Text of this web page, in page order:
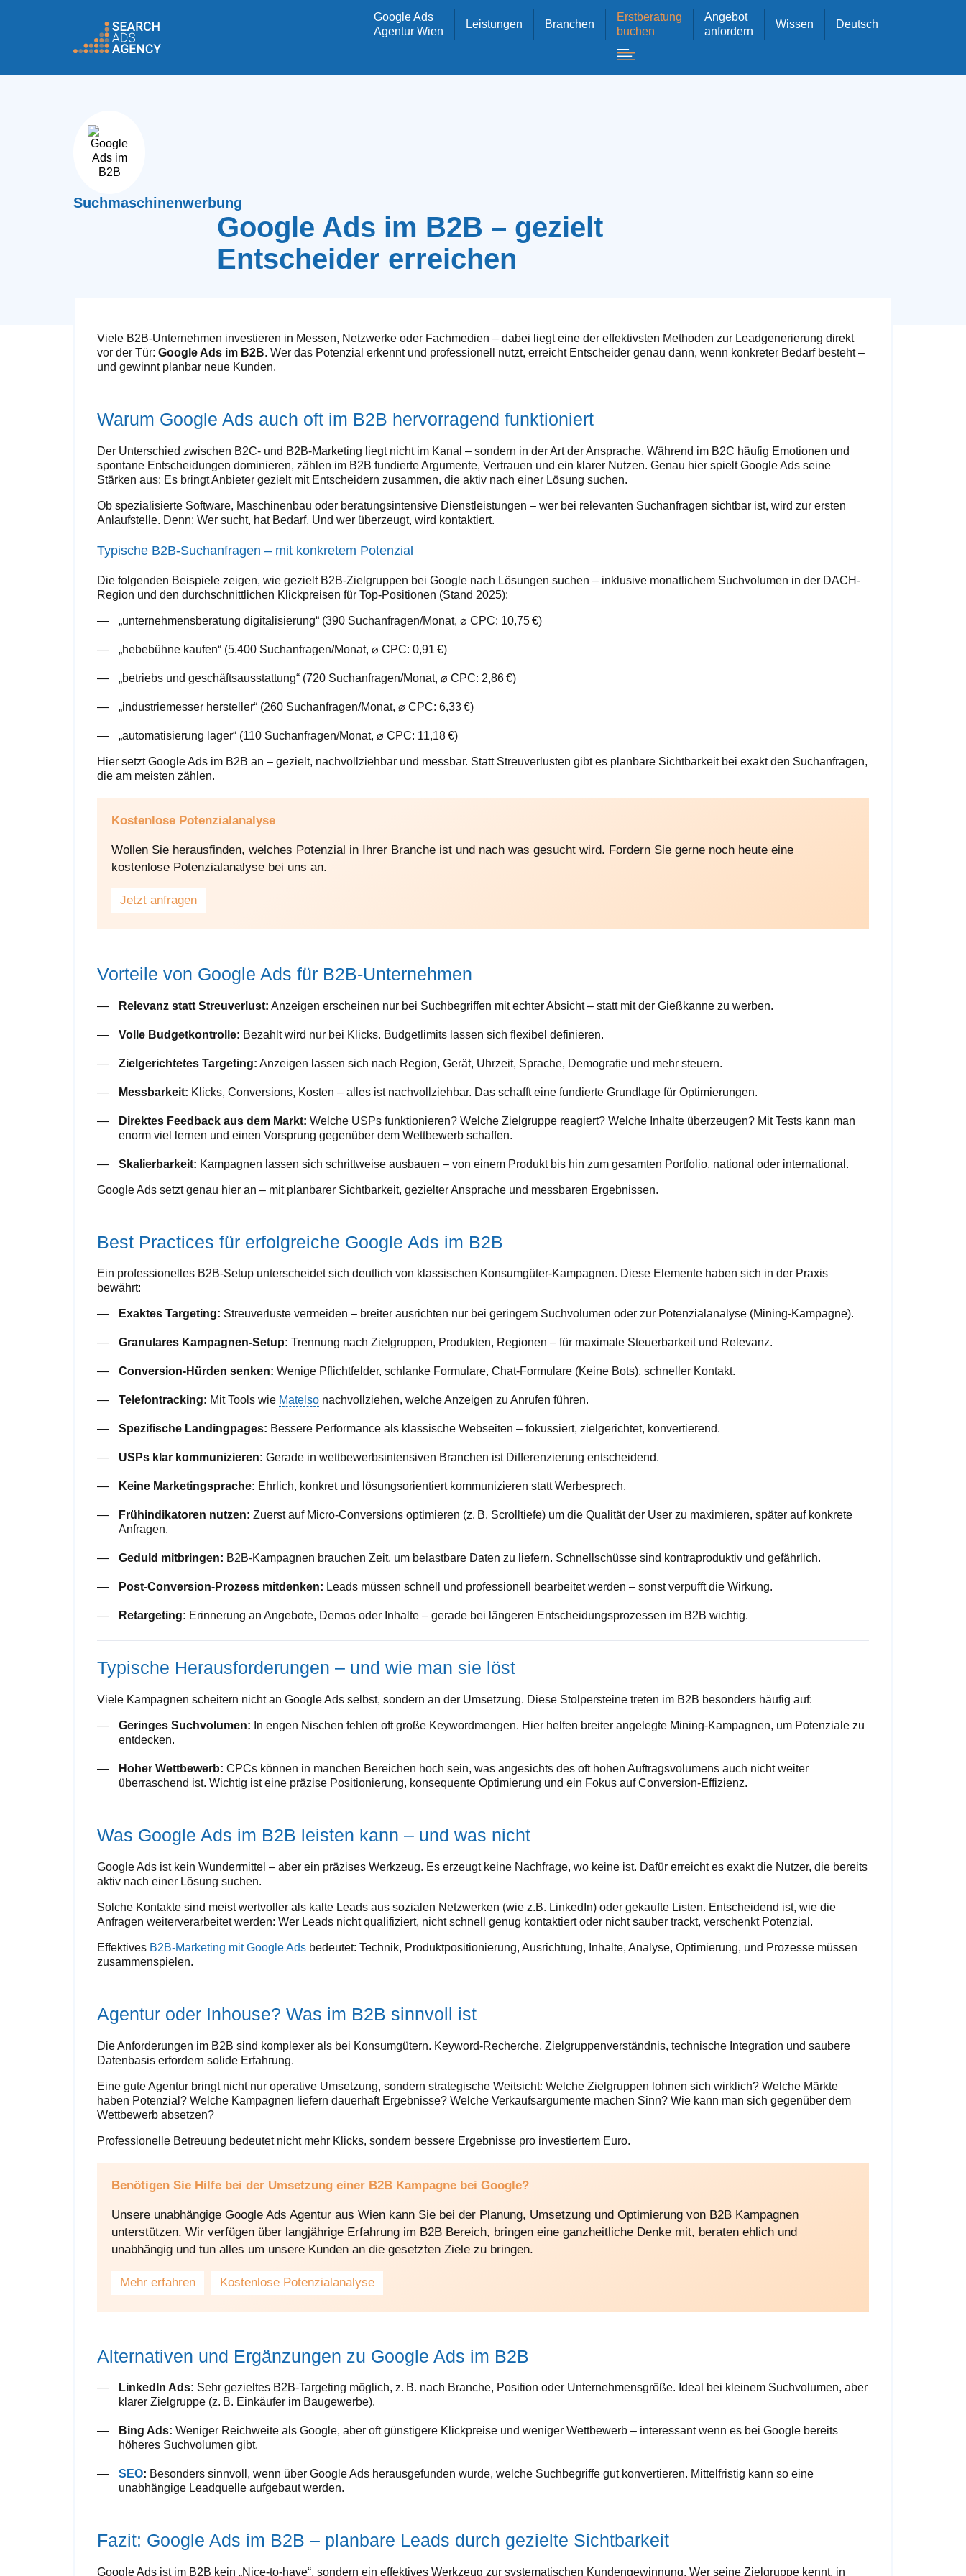
Google Ads
Agentur Wien
Leistungen Branchen
Erstberatung
buchen
Angebot
anfordern
Wissen Deutsch
Suchmaschinenwerbung
Google Ads im B2B – gezielt
Entscheider erreichen
Viele B2B-Unternehmen investieren in Messen, Netzwerke oder Fachmedien – dabei liegt eine der effektivsten Methoden zur Leadgenerierung direkt
vor der Tür: Google Ads im B2B. Wer das Potenzial erkennt und professionell nutzt, erreicht Entscheider genau dann, wenn konkreter Bedarf besteht –
und gewinnt planbar neue Kunden.
Warum Google Ads auch oft im B2B hervorragend funktioniert
Der Unterschied zwischen B2C- und B2B-Marketing liegt nicht im Kanal – sondern in der Art der Ansprache. Während im B2C häufig Emotionen und
spontane Entscheidungen dominieren, zählen im B2B fundierte Argumente, Vertrauen und ein klarer Nutzen. Genau hier spielt Google Ads seine
Stärken aus: Es bringt Anbieter gezielt mit Entscheidern zusammen, die aktiv nach einer Lösung suchen.
Ob spezialisierte Software, Maschinenbau oder beratungsintensive Dienstleistungen – wer bei relevanten Suchanfragen sichtbar ist, wird zur ersten
Anlaufstelle. Denn: Wer sucht, hat Bedarf. Und wer überzeugt, wird kontaktiert.
Typische B2B-Suchanfragen – mit konkretem Potenzial
Die folgenden Beispiele zeigen, wie gezielt B2B-Zielgruppen bei Google nach Lösungen suchen – inklusive monatlichem Suchvolumen in der DACH-
Region und den durchschnittlichen Klickpreisen für Top-Positionen (Stand 2025):
„unternehmensberatung digitalisierung“ (390 Suchanfragen/Monat, ⌀ CPC: 10,75 €)
„hebebühne kaufen“ (5.400 Suchanfragen/Monat, ⌀ CPC: 0,91 €)
„betriebs und geschäftsausstattung“ (720 Suchanfragen/Monat, ⌀ CPC: 2,86 €)
„industriemesser hersteller“ (260 Suchanfragen/Monat, ⌀ CPC: 6,33 €)
„automatisierung lager“ (110 Suchanfragen/Monat, ⌀ CPC: 11,18 €)
Hier setzt Google Ads im B2B an – gezielt, nachvollziehbar und messbar. Statt Streuverlusten gibt es planbare Sichtbarkeit bei exakt den Suchanfragen,
die am meisten zählen.
Kostenlose Potenzialanalyse
Wollen Sie herausfinden, welches Potenzial in Ihrer Branche ist und nach was gesucht wird. Fordern Sie gerne noch heute eine
kostenlose Potenzialanalyse bei uns an.
Jetzt anfragen
Vorteile von Google Ads für B2B-Unternehmen
Relevanz statt Streuverlust: Anzeigen erscheinen nur bei Suchbegriffen mit echter Absicht – statt mit der Gießkanne zu werben.
Volle Budgetkontrolle: Bezahlt wird nur bei Klicks. Budgetlimits lassen sich flexibel definieren.
Zielgerichtetes Targeting: Anzeigen lassen sich nach Region, Gerät, Uhrzeit, Sprache, Demografie und mehr steuern.
Messbarkeit: Klicks, Conversions, Kosten – alles ist nachvollziehbar. Das schafft eine fundierte Grundlage für Optimierungen.
Direktes Feedback aus dem Markt: Welche USPs funktionieren? Welche Zielgruppe reagiert? Welche Inhalte überzeugen? Mit Tests kann man
enorm viel lernen und einen Vorsprung gegenüber dem Wettbewerb schaffen.
Skalierbarkeit: Kampagnen lassen sich schrittweise ausbauen – von einem Produkt bis hin zum gesamten Portfolio, national oder international.
Google Ads setzt genau hier an – mit planbarer Sichtbarkeit, gezielter Ansprache und messbaren Ergebnissen.
Best Practices für erfolgreiche Google Ads im B2B
Ein professionelles B2B-Setup unterscheidet sich deutlich von klassischen Konsumgüter-Kampagnen. Diese Elemente haben sich in der Praxis
bewährt:
Exaktes Targeting: Streuverluste vermeiden – breiter ausrichten nur bei geringem Suchvolumen oder zur Potenzialanalyse (Mining-Kampagne).
Granulares Kampagnen-Setup: Trennung nach Zielgruppen, Produkten, Regionen – für maximale Steuerbarkeit und Relevanz.
Conversion-Hürden senken: Wenige Pflichtfelder, schlanke Formulare, Chat-Formulare (Keine Bots), schneller Kontakt.
Telefontracking: Mit Tools wie Matelso nachvollziehen, welche Anzeigen zu Anrufen führen.
Spezifische Landingpages: Bessere Performance als klassische Webseiten – fokussiert, zielgerichtet, konvertierend.
USPs klar kommunizieren: Gerade in wettbewerbsintensiven Branchen ist Differenzierung entscheidend.
Keine Marketingsprache: Ehrlich, konkret und lösungsorientiert kommunizieren statt Werbesprech.
Frühindikatoren nutzen: Zuerst auf Micro-Conversions optimieren (z. B. Scrolltiefe) um die Qualität der User zu maximieren, später auf konkrete
Anfragen.
Geduld mitbringen: B2B-Kampagnen brauchen Zeit, um belastbare Daten zu liefern. Schnellschüsse sind kontraproduktiv und gefährlich.
Post-Conversion-Prozess mitdenken: Leads müssen schnell und professionell bearbeitet werden – sonst verpufft die Wirkung.
Retargeting: Erinnerung an Angebote, Demos oder Inhalte – gerade bei längeren Entscheidungsprozessen im B2B wichtig.
Typische Herausforderungen – und wie man sie löst
Viele Kampagnen scheitern nicht an Google Ads selbst, sondern an der Umsetzung. Diese Stolpersteine treten im B2B besonders häufig auf:
Geringes Suchvolumen: In engen Nischen fehlen oft große Keywordmengen. Hier helfen breiter angelegte Mining-Kampagnen, um Potenziale zu
entdecken.
Hoher Wettbewerb: CPCs können in manchen Bereichen hoch sein, was angesichts des oft hohen Auftragsvolumens auch nicht weiter
überraschend ist. Wichtig ist eine präzise Positionierung, konsequente Optimierung und ein Fokus auf Conversion-Effizienz.
Was Google Ads im B2B leisten kann – und was nicht
Google Ads ist kein Wundermittel – aber ein präzises Werkzeug. Es erzeugt keine Nachfrage, wo keine ist. Dafür erreicht es exakt die Nutzer, die bereits
aktiv nach einer Lösung suchen.
Solche Kontakte sind meist wertvoller als kalte Leads aus sozialen Netzwerken (wie z.B. LinkedIn) oder gekaufte Listen. Entscheidend ist, wie die
Anfragen weiterverarbeitet werden: Wer Leads nicht qualifiziert, nicht schnell genug kontaktiert oder nicht sauber trackt, verschenkt Potenzial.
Effektives B2B-Marketing mit Google Ads bedeutet: Technik, Produktpositionierung, Ausrichtung, Inhalte, Analyse, Optimierung, und Prozesse müssen
zusammenspielen.
Agentur oder Inhouse? Was im B2B sinnvoll ist
Die Anforderungen im B2B sind komplexer als bei Konsumgütern. Keyword-Recherche, Zielgruppenverständnis, technische Integration und saubere
Datenbasis erfordern solide Erfahrung.
Eine gute Agentur bringt nicht nur operative Umsetzung, sondern strategische Weitsicht: Welche Zielgruppen lohnen sich wirklich? Welche Märkte
haben Potenzial? Welche Kampagnen liefern dauerhaft Ergebnisse? Welche Verkaufsargumente machen Sinn? Wie kann man sich gegenüber dem
Wettbewerb absetzen?
Professionelle Betreuung bedeutet nicht mehr Klicks, sondern bessere Ergebnisse pro investiertem Euro.
Benötigen Sie Hilfe bei der Umsetzung einer B2B Kampagne bei Google?
Unsere unabhängige Google Ads Agentur aus Wien kann Sie bei der Planung, Umsetzung und Optimierung von B2B Kampagnen
unterstützen. Wir verfügen über langjährige Erfahrung im B2B Bereich, bringen eine ganzheitliche Denke mit, beraten ehlich und
unabhängig und tun alles um unsere Kunden an die gesetzten Ziele zu bringen.
Mehr erfahren Kostenlose Potenzialanalyse
Alternativen und Ergänzungen zu Google Ads im B2B
LinkedIn Ads: Sehr gezieltes B2B-Targeting möglich, z. B. nach Branche, Position oder Unternehmensgröße. Ideal bei kleinem Suchvolumen, aber
klarer Zielgruppe (z. B. Einkäufer im Baugewerbe).
Bing Ads: Weniger Reichweite als Google, aber oft günstigere Klickpreise und weniger Wettbewerb – interessant wenn es bei Google bereits
höheres Suchvolumen gibt.
SEO: Besonders sinnvoll, wenn über Google Ads herausgefunden wurde, welche Suchbegriffe gut konvertieren. Mittelfristig kann so eine
unabhängige Leadquelle aufgebaut werden.
Fazit: Google Ads im B2B – planbare Leads durch gezielte Sichtbarkeit
Google Ads ist im B2B kein „Nice-to-have“, sondern ein effektives Werkzeug zur systematischen Kundengewinnung. Wer seine Zielgruppe kennt, in